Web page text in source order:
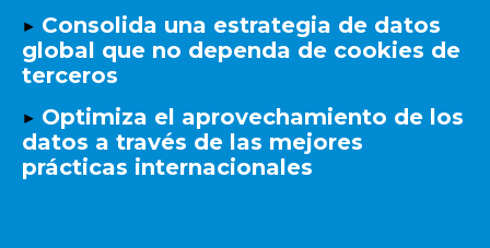
▶️ Consolida una estrategia de datos
global que no dependa de cookies de
terceros
▶️ Optimiza el aprovechamiento de los
datos a través de las mejores
prácticas internacionales